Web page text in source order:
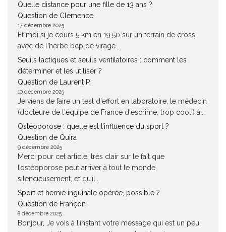
Quelle distance pour une fille de 13 ans ?
Question de Clémence
17 décembre 2025
Et moi si je cours 5 km en 19.50 sur un terrain de cross
avec de l'herbe bcp de virage...
Seuils lactiques et seuils ventilatoires : comment les
déterminer et les utiliser ?
Question de Laurent P.
10 décembre 2025
Je viens de faire un test d'effort en laboratoire, le médecin
(docteure de l'équipe de France d'escrime, trop cool!) à...
Ostéoporose : quelle est l’influence du sport ?
Question de Quira
9 décembre 2025
Merci pour cet article, très clair sur le fait que
l’ostéoporose peut arriver à tout le monde,
silencieusement, et qu’il...
Sport et hernie inguinale opérée, possible ?
Question de Françon
8 décembre 2025
Bonjour, Je vois à l’instant votre message qui est un peu